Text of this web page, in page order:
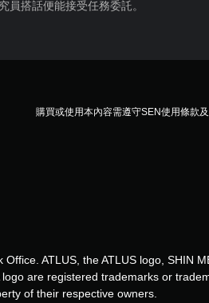
搭話便能接受任務委託。
購買或使用本內容需遵守SEN使用條款及
ATLUS, the ATLUS logo, SHIN
are registered trademarks or
of their respective owners.